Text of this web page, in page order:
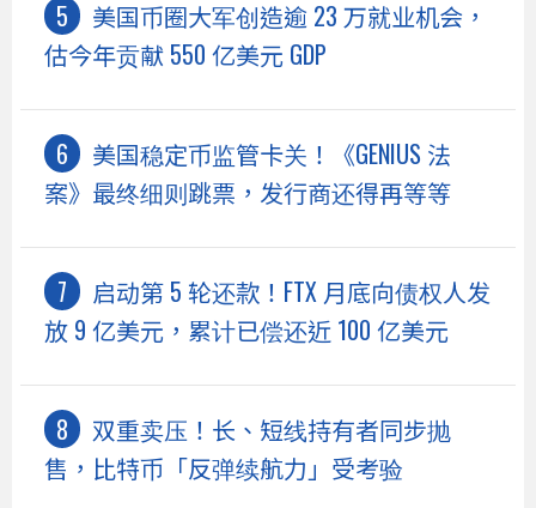
美国币圈大军创造逾 23 万就业机会，
估今年贡献 550 亿美元 GDP
美国稳定币监管卡关！《GENIUS 法
案》最终细则跳票，发行商还得再等等
启动第 5 轮还款！FTX 月底向债权人发
放 9 亿美元，累计已偿还近 100 亿美元
双重卖压！长、短线持有者同步抛
售，比特币「反弹续航力」受考验